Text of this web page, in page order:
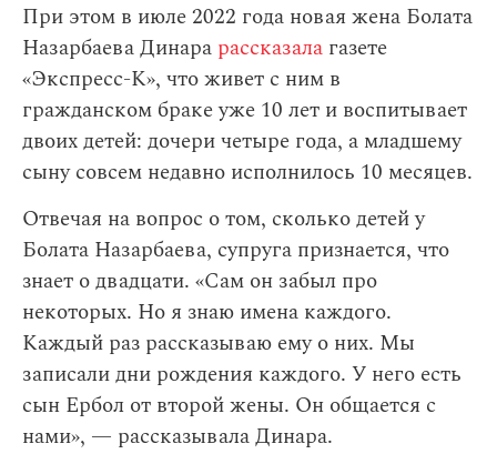
При этом в июле 2022 года новая жена Болата
Назарбаева Динара рассказала газете
«Экспресс-К», что живет с ним в
гражданском браке уже 10 лет и воспитывает
двоих детей: дочери четыре года, а младшему
сыну совсем недавно исполнилось 10 месяцев.
Отвечая на вопрос о том, сколько детей у
Болата Назарбаева, супруга признается, что
знает о двадцати. «Сам он забыл про
некоторых. Но я знаю имена каждого.
Каждый раз рассказываю ему о них. Мы
записали дни рождения каждого. У него есть
сын Ербол от второй жены. Он общается с
нами», — рассказывала Динара.